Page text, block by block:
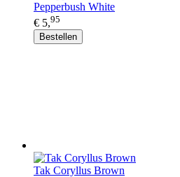
Pepperbush White
€ 5,95
Bestellen
Tak Coryllus Brown